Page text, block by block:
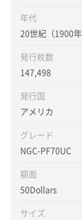
年代
20世紀（1900年
発行枚数
147,498
発行国
アメリカ
グレード
NGC-PF70UC
額面
50Dollars
サイズ